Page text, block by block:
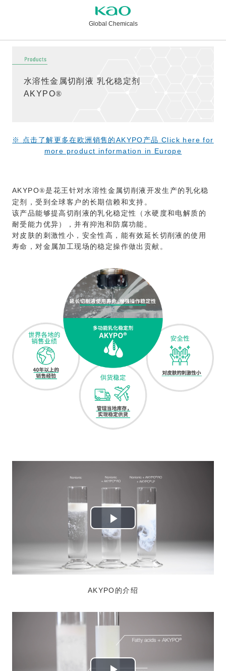
Global Chemicals
水溶性金属切削液 乳化稳定剂
AKYPO®
※ 点击了解更多在欧洲销售的AKYPO产品 Click here for
more product information in Europe
AKYPO®是花王针对水溶性金属切削液开发生产的乳化稳
定剂，受到全球客户的长期信赖和支持。
该产品能够提高切削液的乳化稳定性（水硬度和电解质的
耐受能力优异），并有抑泡和防腐功能。
对皮肤的刺激性小，安全性高，能有效延长切削液的使用
寿命，对金属加工现场的稳定操作做出贡献。
Play
Video
AKYPO的介绍